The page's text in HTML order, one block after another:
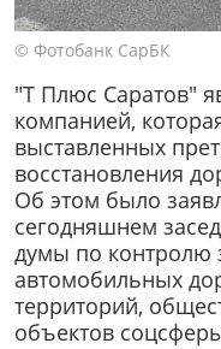
© Фотобанк СарБК
"Т Плюс Саратов"
компанией,
выставленных
восстановления
Об этом было
сегодняшнем
думы по контролю
автомобильных
территорий,
объектов